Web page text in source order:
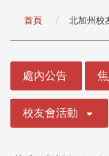
首頁 北加州校
處內公告
校友會活動